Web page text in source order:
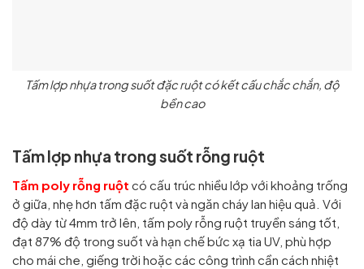
Tấm lợp nhựa trong suốt đặc ruột có kết cấu chắc chắn, độ
bền cao
Tấm lợp nhựa trong suốt rỗng ruột
Tấm poly rỗng ruột có cấu trúc nhiều lớp với khoảng trống
ở giữa, nhẹ hơn tấm đặc ruột và ngăn cháy lan hiệu quả. Với
độ dày từ 4mm trở lên, tấm poly rỗng ruột truyền sáng tốt,
đạt 87% độ trong suốt và hạn chế bức xạ tia UV, phù hợp
cho mái che, giếng trời hoặc các công trình cần cách nhiệt